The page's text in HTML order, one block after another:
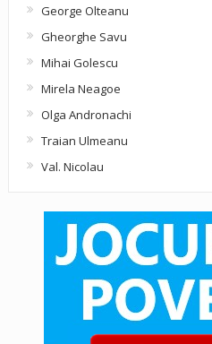
George Olteanu
Gheorghe Savu
Mihai Golescu
Mirela Neagoe
Olga Andronachi
Traian Ulmeanu
Val. Nicolau